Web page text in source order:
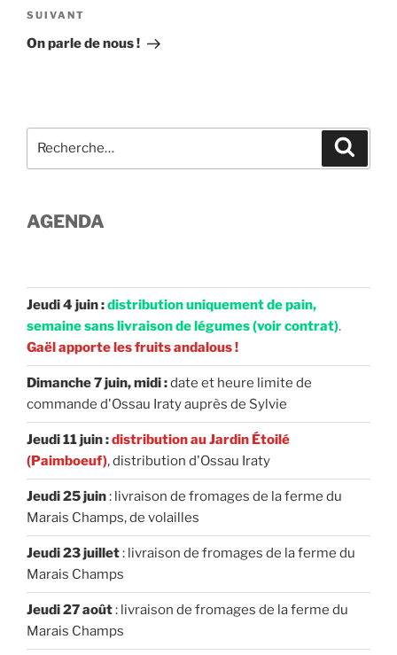
Article
suivant
SUIVANT
On parle de nous !
pour
AGENDA
Jeudi 4 juin :distribution uniquement de pain,
semaine sans livraison de légumes (voir contrat).
Gaël apporte les fruits andalous !
Dimanche 7 juin, midi :date et heure limite de
commande d'Ossau Iraty auprès de Sylvie
Jeudi 11 juin :distribution au Jardin Étoilé
(Paimboeuf), distribution d'Ossau Iraty
Jeudi 25 juin: livraison de fromages de la ferme du
Marais Champs, de volailles
Jeudi 23 juillet: livraison de fromages de la ferme du
Marais Champs
Jeudi 27 août: livraison de fromages de la ferme du
Marais Champs